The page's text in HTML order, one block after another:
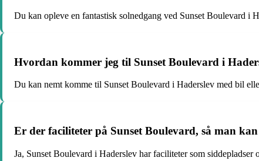
Du kan opleve en fantastisk solnedgang ved Sunset Boulevard i
Hvordan kommer jeg til Sunset Boulevard i
Du kan nemt komme til Sunset Boulevard i Haderslev med bil
Er der faciliteter på Sunset Boulevard, så man
Ja, Sunset Boulevard i Haderslev har faciliteter som